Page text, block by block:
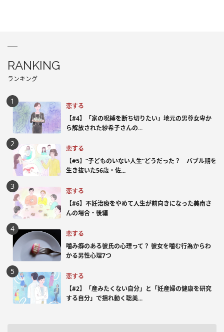
RANKING
ランキング
恋する
【#4】「家の呪縛を断ち切りたい」地元の男尊女卑か
ら解放された紗希子さんの...
恋する
【#5】“子どものいない人生”どうだった？ バブル期を
生き抜いた56歳・佐...
恋する
【#6】不妊治療をやめて人生が前向きになった美南さ
んの場合・後編
恋する
噛み癖のある彼氏の心理って？ 彼女を噛む行為からわ
かる男性心理7つ
恋する
【#2】「産みたくない自分」と「妊産婦の健康を研究
する自分」で揺れ動く聡美...